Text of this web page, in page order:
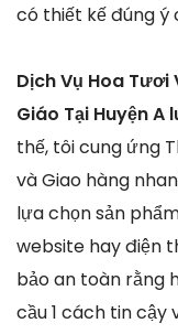
có thiết kế đúng ý
Dịch Vụ Hoa
Giáo Tại Huyện A
thế, tôi cung ứng
và Giao hàng
lựa chọn sản
website hay điện
bảo an toàn rằng
cầu 1 cách tin cậy